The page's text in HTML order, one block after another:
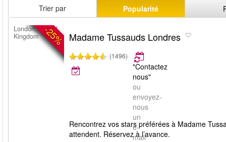
Trier par Popularité
-25%
London, United
Kingdom
Madame Tussauds Londres
(1496)
"Contactez
nous"
ou
envoyez-
nous
un
e-
mail
Rencontrez vos stars préférées à Madame
attendent. Réservez à l’avance.